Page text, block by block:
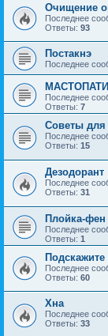
Очищение
Последнее
Ответы: 93
Постакнэ
Последнее
Последнее
Ответы: 7
Советы для
Последнее
Ответы: 15
Дезодорант
Последнее
Ответы: 31
Плойка-фен
Последнее
Ответы: 1
Подскажите
Последнее
Ответы: 60
Хна
Последнее
Ответы: 33